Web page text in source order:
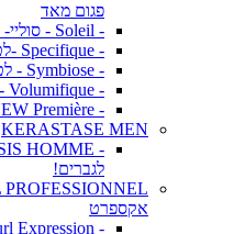
פגום מאד
- Soleil - סוליי- טיפוח לאחר חשיפה לשמש
- Specifique -לטיפול בבעיות קרקפת
- Symbiose - לטיפול בקשקשים
- Volumifique - להענקת נפח
- NEW Première - לשיקום שיער פגום
KERASTASE MEN
לגברים!
אקספרט
- Curl Expression- לכל סוגי התלתלים